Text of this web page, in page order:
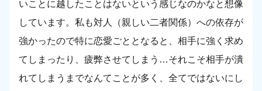
いことに越したことはないという感じなのかなと想像
しています。私も対人（親しい二者関係）への依存が
強かったので特に恋愛ごととなると、相手に強く求め
てしまったり、疲弊させてしまう…それこそ相手が潰
れてしまうまでなんてことが多く、全てではないにし